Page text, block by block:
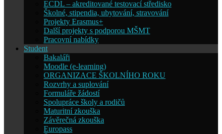
ECDL – akreditované testovací středisko
Školné, stipendia, ubytování, stravování
Projekty Erasmus+
Další projekty s podporou MŠMT
Pracovní nabídky
Student
Bakaláři
Moodle (e-learning)
ORGANIZACE ŠKOLNÍHO ROKU
Rozvrhy a suplování
Formuláře žádostí
Spolupráce školy a rodičů
Maturitní zkouška
Závěrečná zkouška
Europass